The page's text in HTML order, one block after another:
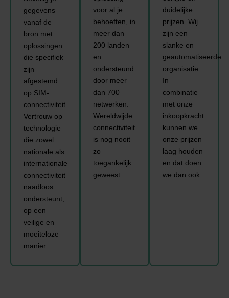
gegevens
vanaf de
bron met
oplossingen
die specifiek
zijn
afgestemd
op SIM-
connectiviteit.
Vertrouw op
technologie
die zowel
nationale als
internationale
connectiviteit
naadloos
ondersteunt,
op een
veilige en
moeiteloze
manier.
voor al je
behoeften, in
meer dan
200 landen
en
ondersteund
door meer
dan 700
netwerken.
Wereldwijde
connectiviteit
is nog nooit
zo
toegankelijk
geweest.
duidelijke
prijzen. Wij
zijn een
slanke en
geautomatiseerde
organisatie.
In
combinatie
met onze
inkoopkracht
kunnen we
onze prijzen
laag houden
en dat doen
we dan ook.